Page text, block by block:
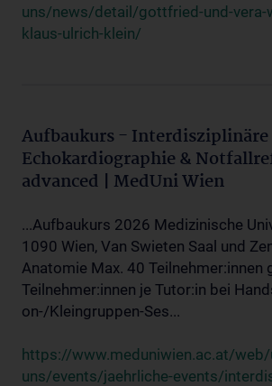
uns/news/detail/gottfried-und-vera-
klaus-ulrich-klein/
Aufbaukurs -
Echokardiographie &
advanced | MedUni Wien
...Aufbaukurs 2026 Medizinische
1090 Wien, Van Swieten Saal und
Anatomie Max. 40 Teilnehmer:innen
Teilnehmer:innen je Tutor:in bei
on-/Kleingruppen-Ses...
https://www.meduniwien.ac.at/web/
uns/events/jaehrliche-events/